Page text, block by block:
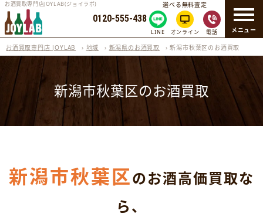
メニュー
お酒買取専門店JOYLAB(ジョイラボ)
0120-555-438
選べる無料査定
LINE オンライン 電話
お酒買取専門店 JOYLAB › 地域 › 新潟県のお酒買取 ›新潟市秋葉区のお酒買取
新潟市秋葉区のお酒買取
新潟市秋葉区のお酒高価買取な
ら、